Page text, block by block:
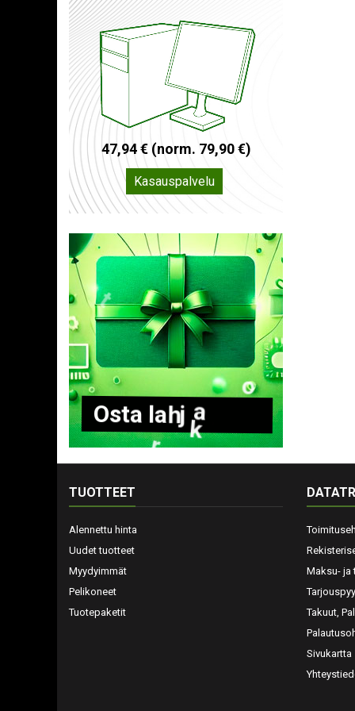
47,94€ (norm. 79,90€)
Kasauspalvelu
Osta lahj ak
TUOTTEET
Alennettu hinta
Uudet tuotteet
Myydyimmät
Pelikoneet
Tuotepaketit
Maksu- ja
Takuut,
Sivukartta